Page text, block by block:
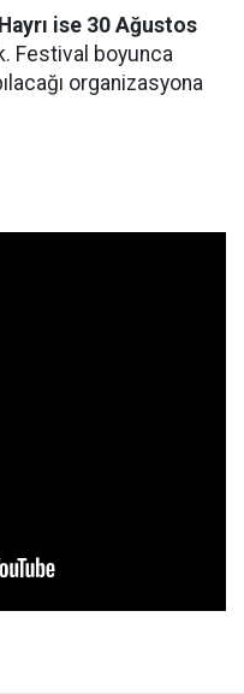
ise 30 Ağustos
Festival boyunca
organizasyona